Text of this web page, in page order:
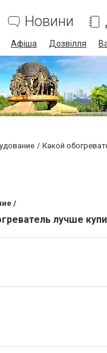
Новини
Афіша Дозвілля
Какой
/
лучше